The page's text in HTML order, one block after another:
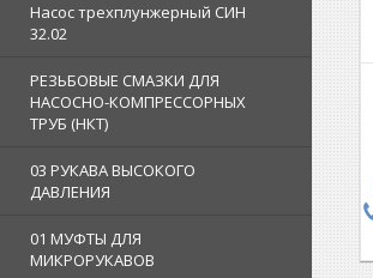
Насос трехплунжерный СИН
32.02
РЕЗЬБОВЫЕ СМАЗКИ ДЛЯ
НАСОСНО-КОМПРЕССОРНЫХ
ТРУБ (НКТ)
03 РУКАВА ВЫСОКОГО
ДАВЛЕНИЯ
01 МУФТЫ ДЛЯ
МИКРОРУКАВОВ